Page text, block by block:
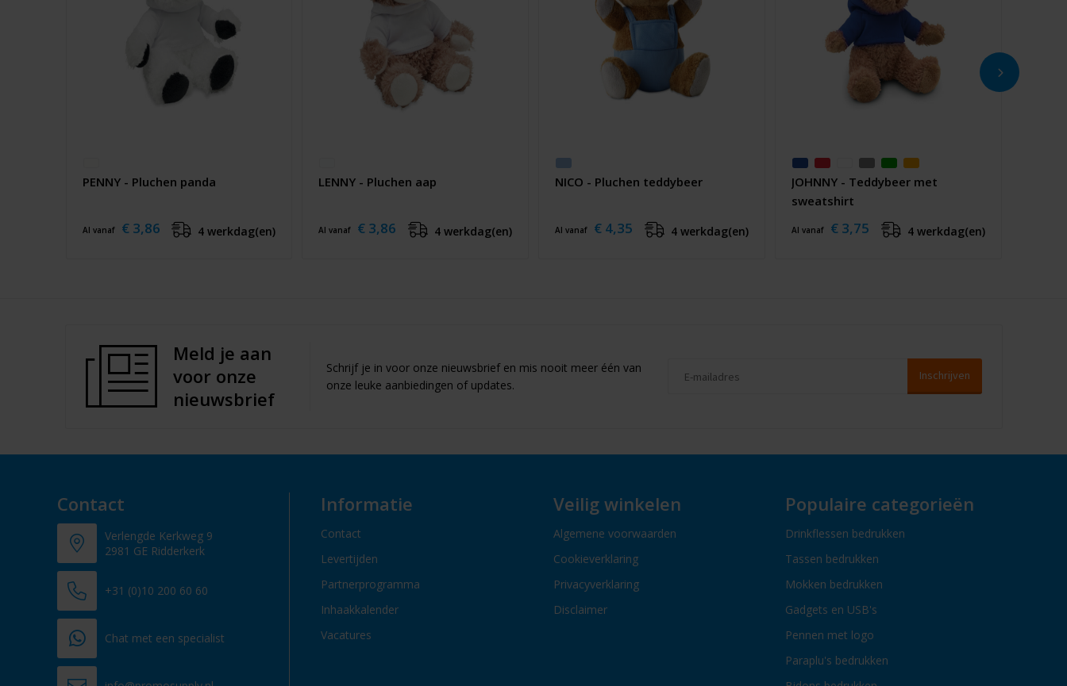
PENNY - Pluchen panda
Al vanaf € 3,86 4 werkdag(en)
LENNY - Pluchen aap
Al vanaf € 3,86 4 werkdag(en)
NICO - Pluchen teddybeer
Al vanaf € 4,35 4 werkdag(en)
JOHNNY - Teddybeer met
sweatshirt
Al vanaf € 3,75 4 werkdag(en)
Meld je aan
voor onze
nieuwsbrief
Schrijf je in voor onze nieuwsbrief en mis nooit meer één van
onze leuke aanbiedingen of updates.
Contact
Verlengde Kerkweg 9
2981 GE Ridderkerk
+31 (0)10 200 60 60
Chat met een specialist
Informatie
Contact
Levertijden
Partnerprogramma
Inhaakkalender
Vacatures
Veilig winkelen
Algemene voorwaarden
Cookieverklaring
Privacyverklaring
Disclaimer
Populaire categorieën
Drinkflessen bedrukken
Tassen bedrukken
Mokken bedrukken
Gadgets en USB's
Pennen met logo
Paraplu's bedrukken